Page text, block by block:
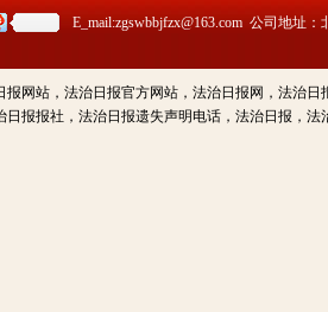
E_mail:zgswbbjfzx@163.com 公司地址
报网站，法治日报官方网站，法治日报网，法治
报报社，法治日报遗失声明电话，法治日报，法